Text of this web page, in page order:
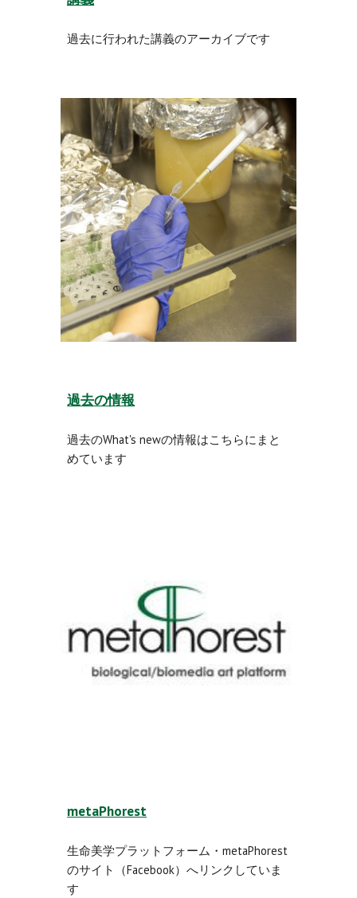
過去に行われた講義のアーカイブです
過去の情報
過去のWhat's newの情報はこちらにまと
めています
metaPhorest
生命美学プラットフォーム・metaPhorest
のサイト（Facebook）へリンクしていま
す